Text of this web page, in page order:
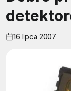
16 lipca 2007